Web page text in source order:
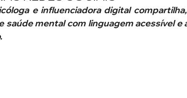
e influenciadora digital
saúde mental com linguagem acessível e